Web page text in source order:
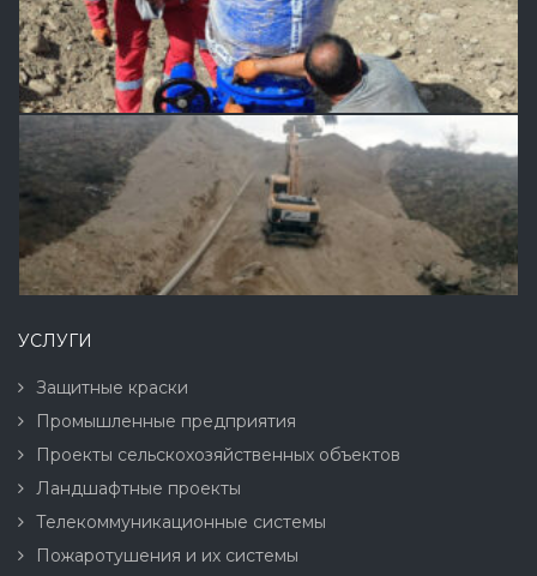
УСЛУГИ
Защитные краски
Промышленные предприятия
Проекты сельскохозяйственных объектов
Ландшафтные проекты
Телекоммуникационные системы
Пожаротушения и их системы